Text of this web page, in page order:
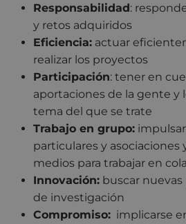
Responsabilidad:
y retos adquiridos
Eficiencia: actuar
realizar los proyectos
Participación: tener en
aportaciones de la gente y
tema del que se trate
Trabajo en grupo:
particulares y asociaciones
medios para trabajar en
Innovación: buscar
de investigación
Compromiso: implicarse